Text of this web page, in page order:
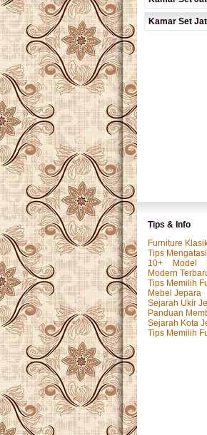
Kamar Set
Tips & Info
Furniture
Tips
10+ Model
Modern
Tips Memilih
Mebel Jepara
Sejarah Ukir
Panduan
Sejarah Kota
Tips Memilih